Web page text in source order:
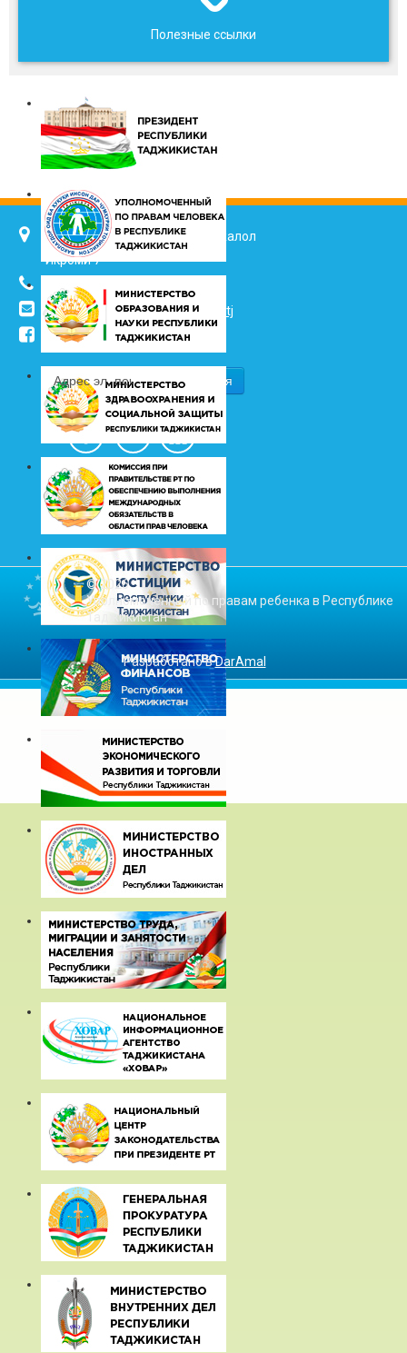
Полезные ссылки
734025, г. Душанбе, улица Джалол
Икроми 7
(+992 37) 2217352
info@vhk.tj
info@ombudsman.tj
/kudakon
© 2026
Уполномоченный по правам ребенка в Республике
Таджикистан
Разработано вDarAmal